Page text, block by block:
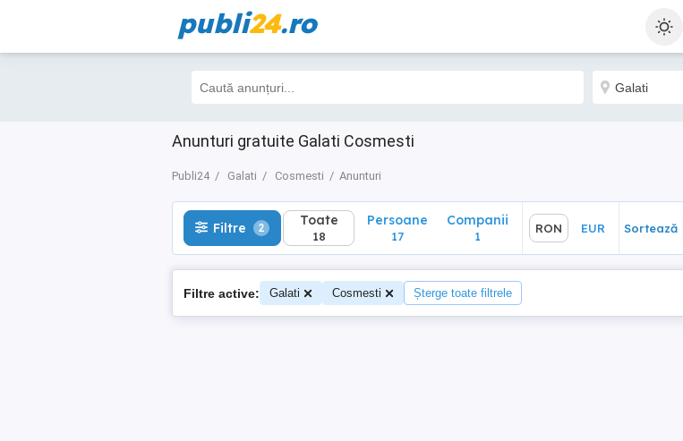
publi24.ro
Anunturi gratuite Galati Cosmesti
Publi24 Galati Cosmesti Anunturi
Filtre 2 Toate
18
Sortează
Filtre 2 Toate
18
Persoane
17
Companii
1
RON EUR Sortează
Filtre active: Galati Cosmesti Șterge toate filtrele